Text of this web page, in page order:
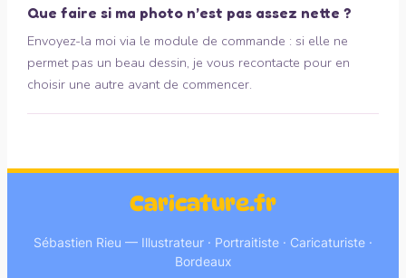
Que faire si ma photo n’est pas assez nette ?
Envoyez-la moi via le module de commande : si elle ne
permet pas un beau dessin, je vous recontacte pour en
choisir une autre avant de commencer.
Caricature.fr
Sébastien Rieu — Illustrateur · Portraitiste · Caricaturiste ·
Bordeaux